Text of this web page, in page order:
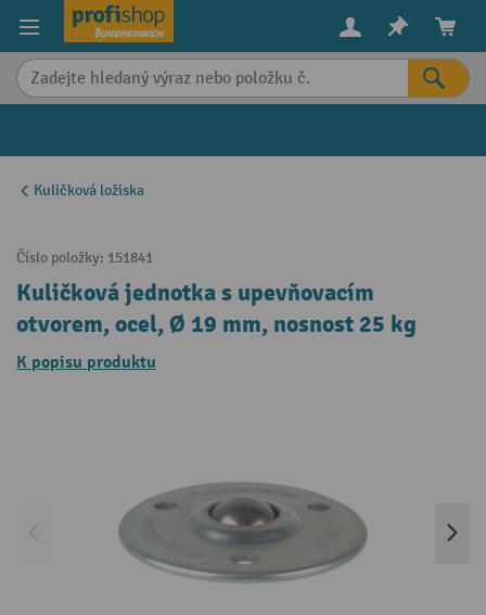
content
Kuličková ložiska
Číslo položky: 151841
Kuličková jednotka s upevňovacím
otvorem, ocel, Ø 19 mm, nosnost 25 kg
K popisu produktu